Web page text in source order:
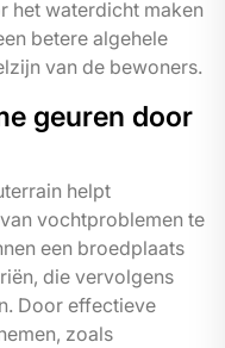
het waterdicht maken
betere algehele
van de bewoners.
geuren door
helpt
vochtproblemen te
een broedplaats
die vervolgens
Door effectieve
zoals